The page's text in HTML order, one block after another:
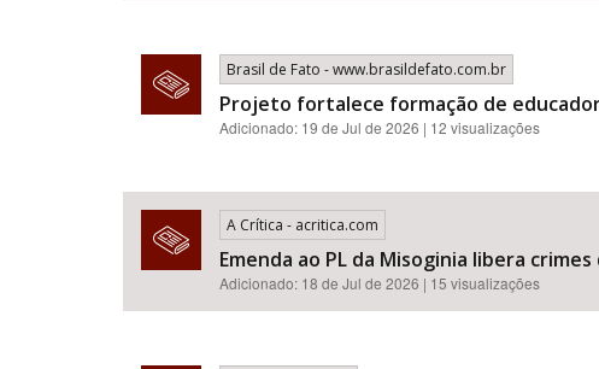
Brasil de Fato - www.brasildefato.com.br
Projeto fortalece formação de
Adicionado: 19 de Jul de 2026 | 12 visualizações
A Crítica - acritica.com
Emenda ao PL da Misoginia libera
Adicionado: 18 de Jul de 2026 | 15 visualizações